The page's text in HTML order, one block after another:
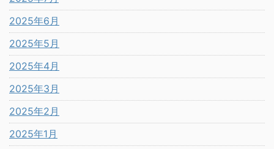
2025年6月
2025年5月
2025年4月
2025年3月
2025年2月
2025年1月